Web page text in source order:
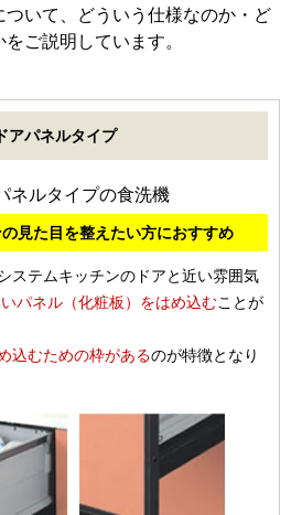
ついて、どういう仕様なのか・ど
ご説明しています。
ドアパネルタイプ
見た目を整えたい方におすすめ
ステムキッチンのドアと近い雰囲気
パネル（化粧板）をはめ込むことが
込むための枠があるのが特徴となり